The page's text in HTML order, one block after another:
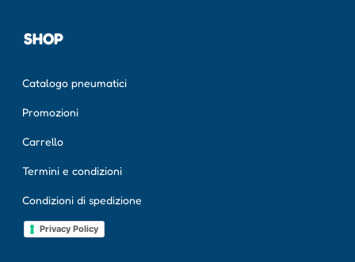
SHOP
Catalogo pneumatici
Promozioni
Carrello
Termini e condizioni
Condizioni di spedizione
Privacy Policy